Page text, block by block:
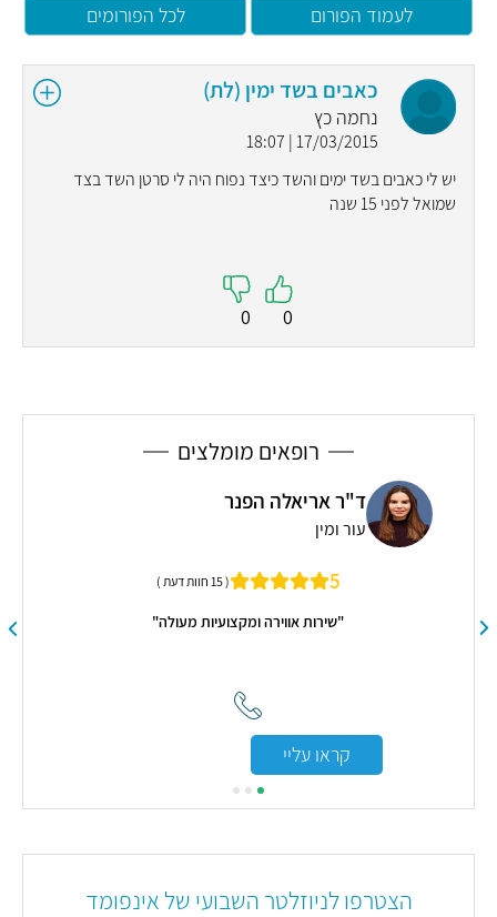
לעמוד הפורום לכל הפורומים
כאבים בשד ימין (לת)
נחמה כץ
17/03/2015 | 18:07
יש לי כאבים בשד ימים והשד כיצד נפוח היה לי סרטן השד בצד
שמואל לפני 15 שנה
0
0
רופאים מומלצים
ד"ר אריאלה הפנר
עור ומין
5 ( 15 חוות דעת )
"שירות אווירה ומקצועיות מעולה"
קראו עליי
הצטרפו לניוזלטר השבועי של אינפומד